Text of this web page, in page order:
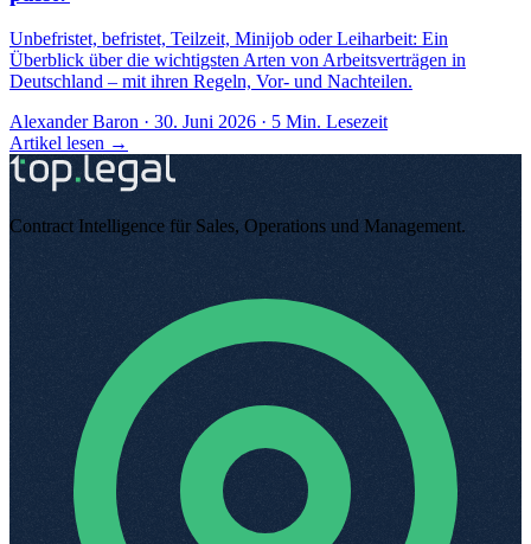
Unbefristet, befristet, Teilzeit, Minijob oder Leiharbeit: Ein
Überblick über die wichtigsten Arten von Arbeitsverträgen in
Deutschland – mit ihren Regeln, Vor- und Nachteilen.
Alexander Baron · 30. Juni 2026 · 5 Min. Lesezeit
Artikel lesen →
Contract Intelligence für Sales, Operations und Management.